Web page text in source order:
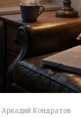
Аркадий Кондратов